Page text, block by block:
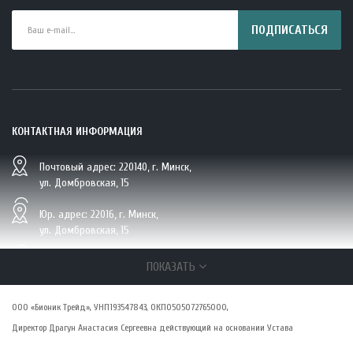
BIO Кокосовая вода тетрапак 330 мл Vietcoco 112878..
5.23 руб.
ПОДПИСАТЬСЯ
КОНТАКТНАЯ ИНФОРМАЦИЯ
Почтовый адрес: 220140, г. Минск,
ул. Домбровская, 15
Юр. адрес: 22016, г. Минск,
ул. Домбровская, 15
+375 (29/33/25) 6 270 870, г. Минск,
zakaz@vsepolezno.by
ПОКАЗАТЬ
ООО «Бионик Трейд», УНП193547843, ОКПО505072765000,
Директор Драгун Анастасия Сергеевна действующий на основании Устава